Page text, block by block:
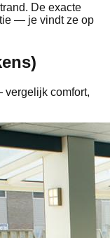
De exacte
— je vindt ze op
vergelijk comfort,